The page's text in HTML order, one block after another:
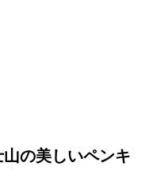
の美しいペンキ